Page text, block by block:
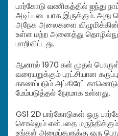
பார்கோடு வணிகத்தில் ஐந்து
அடிப்படையாக இருக்கும். அது
அநேக அலைகளை
உள்ள மற்ற அனைத்து
மாறிவிட்டது.
ஆனால் 1970 கள் முதல் பொருள்
வரையறுக்கும் புரட்சியான
காணப்படும் அப்கிரேட்
மேம்படுத்தல் நேரமாக உள்ளது.
GS1 2D பார்கோடுகள் ஒரு
சொல்லும் என்பதை மருந்திக்கும்.
உங்கள் அமைப்களுக்கு ஒரு